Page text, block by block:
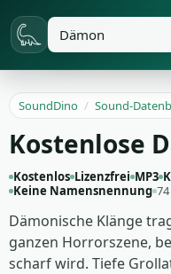
SoundDino / Sound-
Kostenlose
Kostenlos Lizenzfrei MP3
Keine Namensnennung
Dämonische Klänge
ganzen Horrorszene,
scharf wird. Tiefe